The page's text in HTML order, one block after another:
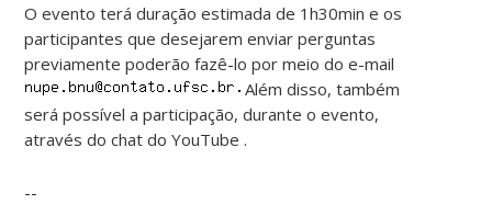
O evento terá duração estimada de 1h30min e os
participantes que desejarem enviar perguntas
previamente poderão fazê-lo por meio do e-mail
Além disso, também
será possível a participação, durante o evento,
através do chat do YouTube .
--